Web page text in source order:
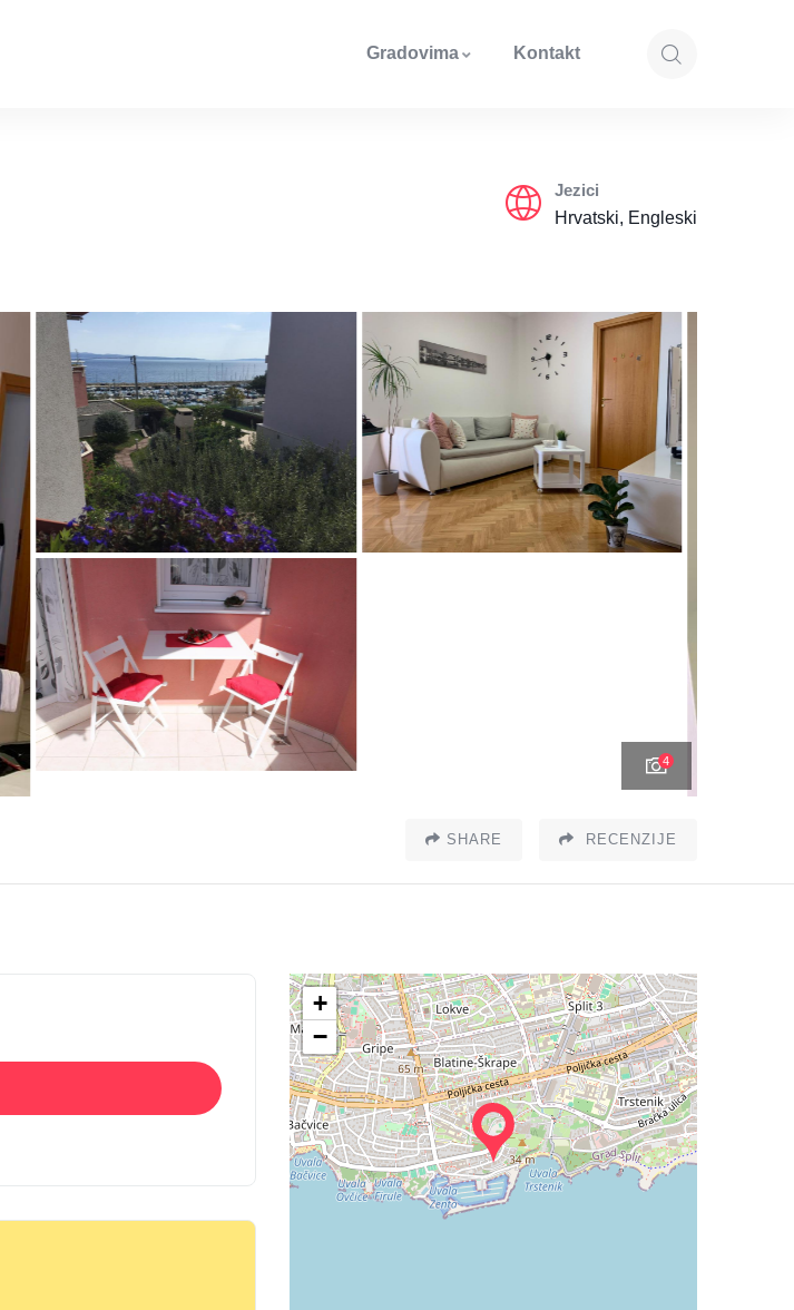
Gradovima Kontakt
Jezici
Hrvatski, Engleski
4
SHARE RECENZIJE
+
−